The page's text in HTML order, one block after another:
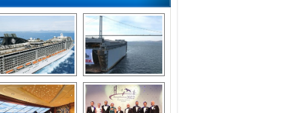
“Gemi içinde gemi”
konsepti ile MSC
Splendida
Dünyada tek!
Denizaltı yüzer
havuzu intikal
seyrine başladı